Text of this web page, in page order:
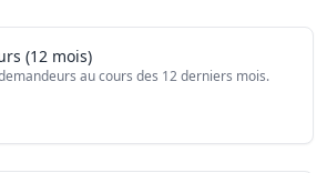
(12 mois)
au cours des 12 derniers mois.